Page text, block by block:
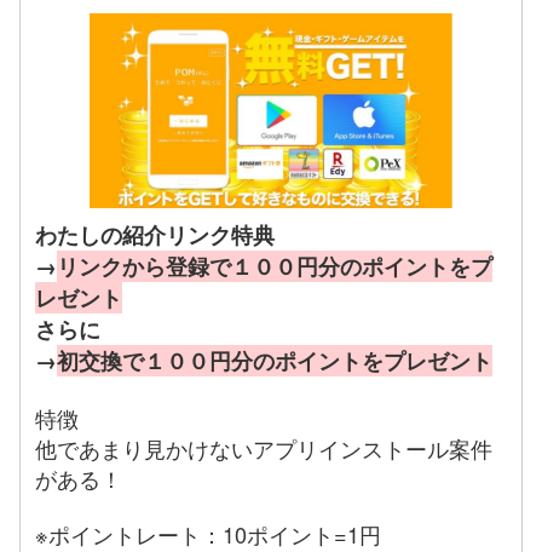
わたしの紹介リンク特典
→ リンクから登録で１００円分のポイントをプ
レゼント
さらに
→初交換で１００円分のポイントをプレゼント
特徴
他であまり見かけないアプリインストール案件
がある！
※ポイントレート：10ポイント=1円